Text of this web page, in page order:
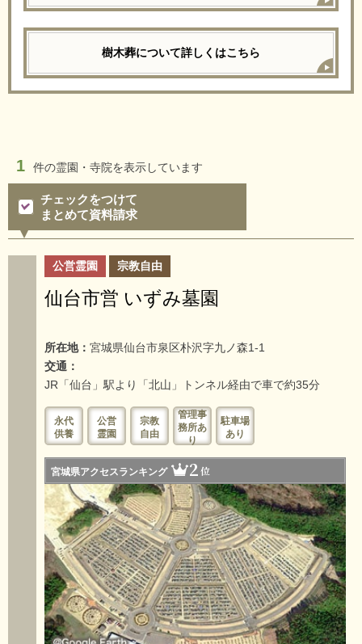
樹木葬について詳しくはこちら
1 件の霊園・寺院を表示しています
チェックをつけて
まとめて資料請求
公営霊園 宗教自由
仙台市営 いずみ墓園
所在地： 宮城県仙台市泉区朴沢字九ノ森1-1
交通：
JR「仙台」駅より「北山」トンネル経由で車で約35分
永代
供養
公営
霊園
宗教
自由
管理事
務所あ
り
駐車場
あり
宮城県アクセスランキング 2位